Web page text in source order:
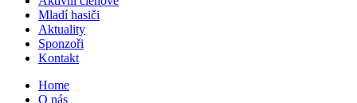
Mladí hasiči
Aktuality
Sponzoři
Kontakt
Home
O nás